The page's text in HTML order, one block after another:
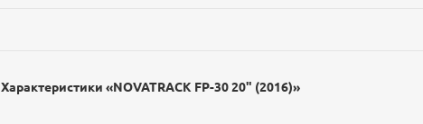
Характеристики «NOVATRACK FP-30 20" (2016)»